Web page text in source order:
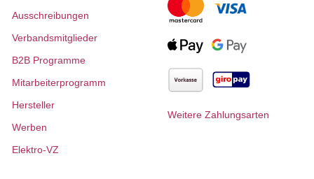
Ausschreibungen
Verbandsmitglieder
B2B Programme
Mitarbeiterprogramm
Hersteller
Werben
Elektro-VZ
Weitere Zahlungsarten